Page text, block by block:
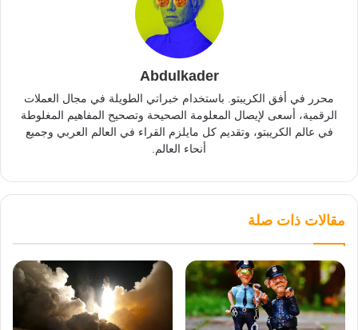
Abdulkader
محرر في أفق الكريبتو. باستخدام خبراتي الطويلة في مجال العملات
الرقمية، أسعى لإيصال المعلومة الصحيحة وتصحيح المفاهيم المغلوطة
في عالم الكريبتو، وتقديم كل مايلزم القراء في العالم العربي وجميع
أنحاء العالم.
مقالات ذات صلة